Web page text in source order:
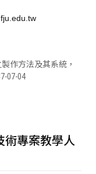
作方法及其系統，
07-04
術專案教學人